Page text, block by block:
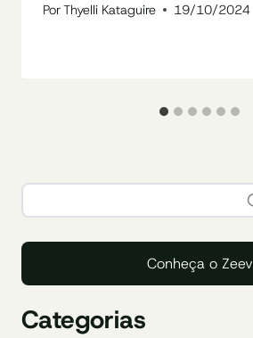
PorThyelli Kataguire 19/10/2024
Conheça o Zeev
Categorias